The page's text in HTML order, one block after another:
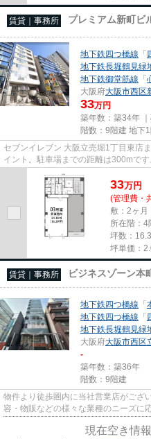
賃貸｜事務所 プレミアム新町ビ
地下鉄四つ橋線 「
地下鉄長堀鶴見緑
地下鉄御堂筋線 「
大阪府大阪市西区
33万円
築年数：築34年 ｜
階数：9階建 地下
セブンイレブン 大阪立売堀1丁目東店
イント。駐車場までの距離は300mで
様々な場所へのアクセスが便...
33万円
(管理費・
敷：2ヶ月
所在階：4
坪数：
坪単価：
賃貸｜事務所 ビジネスゾーン本
地下鉄四つ橋線 「
地下鉄四つ橋線 「
地下鉄長堀鶴見緑
大阪府大阪市西区
-
築年数：築36年
階数：9階建
物件より徒歩圏内に当社営業店がござ
容・物販などの様々な業種のニーズに
尚、弊社ではおとり広告は一切...
現在空き情